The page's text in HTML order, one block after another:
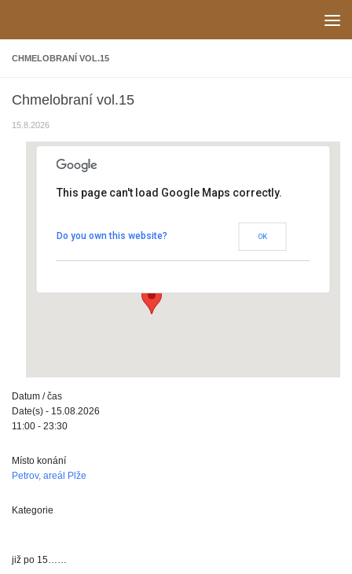
CHMELOBRANÍ VOL.15
Chmelobraní vol.15
15.8.2026
Události
This page can't load Google Maps correctly.
Do you own this website? OK
Datum / čas
Date(s) - 15.08.2026
11:00 - 23:30
Místo konání
Petrov, areál Plže
Kategorie
již po 15……